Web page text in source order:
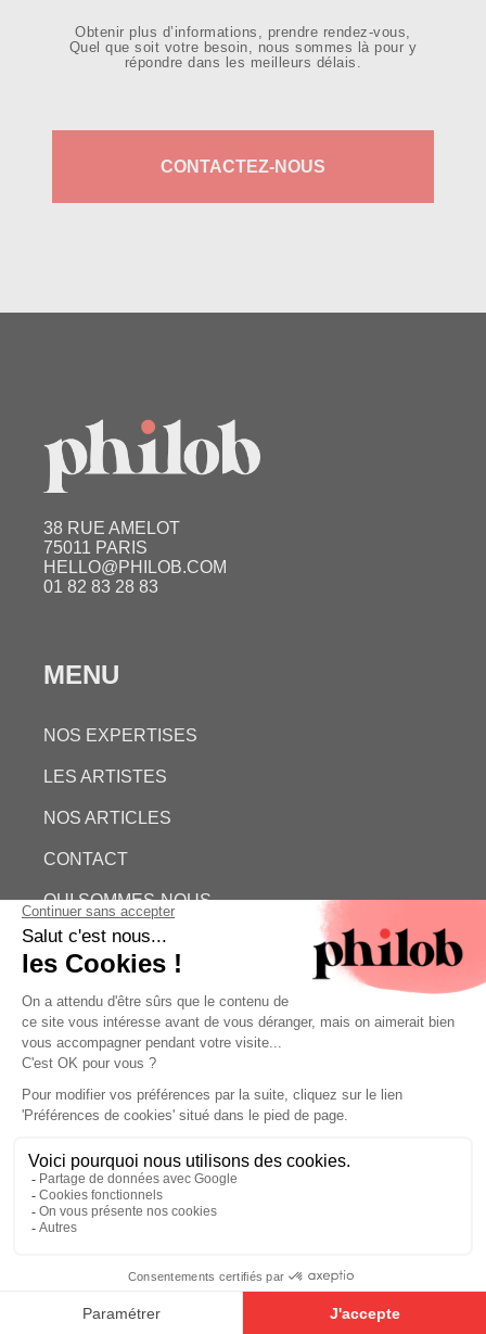
Estimation gratuite
Obtenir plus d’informations, prendre rendez-vous,
Quel que soit votre besoin, nous sommes là pour y
répondre dans les meilleurs délais.
CONTACTEZ-NOUS
38 RUE AMELOT
75011 PARIS
HELLO@PHILOB.COM
01 82 83 28 83
MENU
NOS EXPERTISES
LES ARTISTES
NOS ARTICLES
CONTACT
QUI SOMMES-NOUS
ESTIMATION GRATUITE
PHILOB
MENTIONS LÉGALES